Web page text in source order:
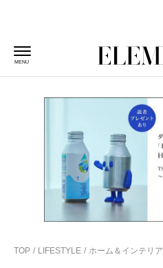
MENU
TOP LIFESTYLE ホーム＆インテリア